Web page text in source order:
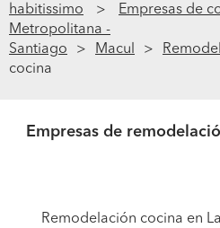
habitissimo Empresas de
Metropolitana -
Santiago
Macul
cocina
Empresas de
Remodelación cocina en